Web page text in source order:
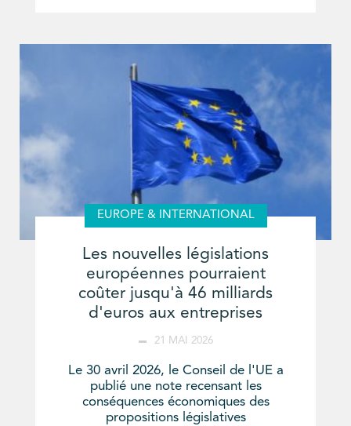
EUROPE & INTERNATIONAL
Les nouvelles législations
européennes pourraient
coûter jusqu'à 46 milliards
d'euros aux entreprises
21 MAI 2026
Le 30 avril 2026, le Conseil de l'UE a
publié une note recensant les
conséquences économiques des
propositions législatives